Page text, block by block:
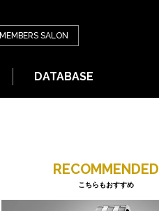
MEMBERS SALON
DATABASE
RECOMMENDED
こちらもおすすめ